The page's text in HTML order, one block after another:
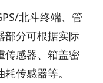
北斗终端、管
部分可根据实际
传感器、箱盖密
传感器等。